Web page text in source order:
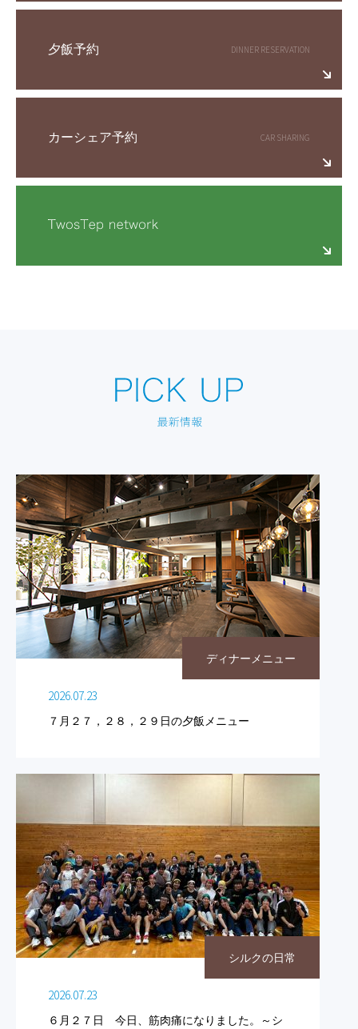
夕飯予約
カーシェア予約
ディナーメニュー
2026.07.23
７月２７，２８，２９日の夕飯メニュー
シルクの日常
2026.07.23
６月２７日 今日、筋肉痛になりました。～シ